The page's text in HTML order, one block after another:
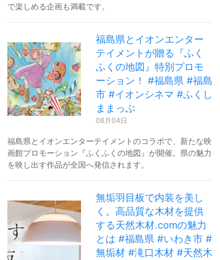
で楽しめる企画も満載です。
福島県とイオンエンター
テイメントが贈る『ふく
ふくの地図』特別プロモ
ーション！ #福島県 #福島
市 #イオンシネマ #ふくし
ままっぷ
08月04日
福島県とイオンエンターテイメントのコラボで、新たな映
画館プロモーション『ふくふくの地図』が開催。県の魅力
を映し出す作品が全国へ発信されます。
無垢羽目板で内装を美し
く。高品質な木材を提供
する天然木材.comの魅力
とは #福島県 #いわき市 #
無垢材 #滝口木材 #天然木